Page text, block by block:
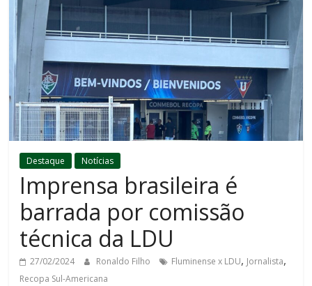
Destaque Notícias
Imprensa brasileira é
barrada por comissão
técnica da LDU
27/02/2024 Ronaldo Filho Fluminense x LDU, Jornalista,
Recopa Sul-Americana